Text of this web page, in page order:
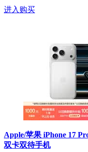
进入购买
Apple/苹果 iPhone 17
双卡双待手机